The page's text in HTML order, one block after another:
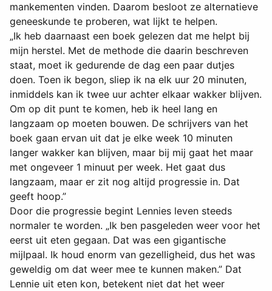
mankementen vinden. Daarom besloot ze alternatieve
geneeskunde te proberen, wat lijkt te helpen.
„Ik heb daarnaast een boek gelezen dat me helpt bij
mijn herstel. Met de methode die daarin beschreven
staat, moet ik gedurende de dag een paar dutjes
doen. Toen ik begon, sliep ik na elk uur 20 minuten,
inmiddels kan ik twee uur achter elkaar wakker blijven.
Om op dit punt te komen, heb ik heel lang en
langzaam op moeten bouwen. De schrijvers van het
boek gaan ervan uit dat je elke week 10 minuten
langer wakker kan blijven, maar bij mij gaat het maar
met ongeveer 1 minuut per week. Het gaat dus
langzaam, maar er zit nog altijd progressie in. Dat
geeft hoop.”
Door die progressie begint Lennies leven steeds
normaler te worden. „Ik ben pasgeleden weer voor het
eerst uit eten gegaan. Dat was een gigantische
mijlpaal. Ik houd enorm van gezelligheid, dus het was
geweldig om dat weer mee te kunnen maken.” Dat
Lennie uit eten kon, betekent niet dat het weer